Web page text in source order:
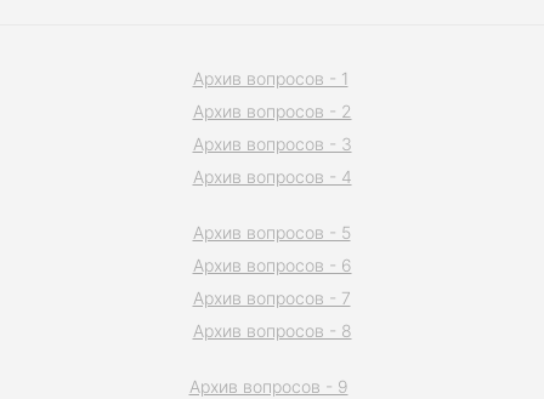
Архив вопросов - 1
Архив вопросов - 2
Архив вопросов - 3
Архив вопросов - 4
Архив вопросов - 5
Архив вопросов - 6
Архив вопросов - 7
Архив вопросов - 8
Архив вопросов - 9